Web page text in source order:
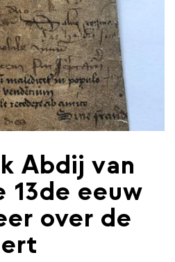
Abdij van
13de eeuw
over de